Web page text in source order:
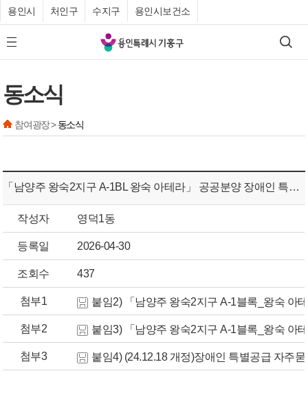
용인시 처인구 수지구 용인시보건소
모바일 메뉴 버튼
기
흥
검색
동소식
참여광장 >동소식
「남양주 왕숙2지구 A-1BL 왕숙 아테라」 공공분양 장애인 특별공급 안내
작성자 영덕1동
등록일 2026-04-30
조회수 437
첨부1 붙임2) 「남양주 왕숙2지구 A-1블록_왕숙 아
첨부2 붙임3) 「남양주 왕숙2지구 A-1블록_왕숙 아
첨부3 붙임4) (24.12.18 개정)장애인 특별공급 자주